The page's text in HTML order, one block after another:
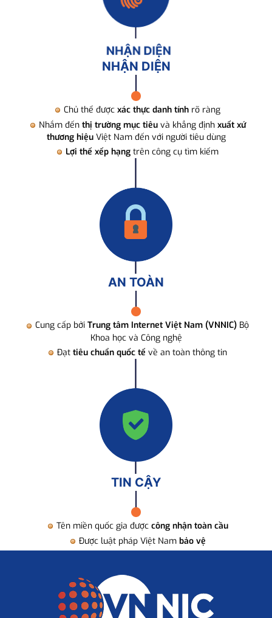
NHẬN DIỆN
Chủ thể được xác thực danh tính rõ ràng
Nhắm đến thị trường mục tiêuvà khẳng định xuất xứ
thương hiệuViệt Nam đến với người tiêu dùng
Lợi thế xếp hạng trên công cụ tìm kiếm
AN TOÀN
Cung cấp bởi Trung tâm Internet Việt Nam (VNNIC) Bộ
Khoa học và Công nghệ
Đạt tiêu chuẩn quốc tế về an toàn thông tin
TIN CẬY
Tên miền quốc gia được công nhận toàn cầu
Được luật pháp Việt Nam bảo vệ